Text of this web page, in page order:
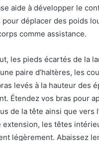
aide à développer le
déplacer des poids
comme assistance.
les pieds écartés de la
paire d’haltères, les
levés à la hauteur des
Étendez vos bras pour
de la tête ainsi que vers
extension, les têtes
légèrement. Abaissez